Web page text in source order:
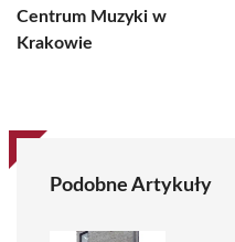
Centrum Muzyki w
Krakowie
Podobne Artykuły